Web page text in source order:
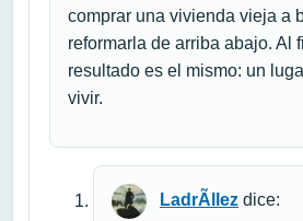
comprar una vivienda vieja a
reformarla de arriba abajo. Al
resultado es el mismo: un
vivir.
LadrÃ­llez dice: